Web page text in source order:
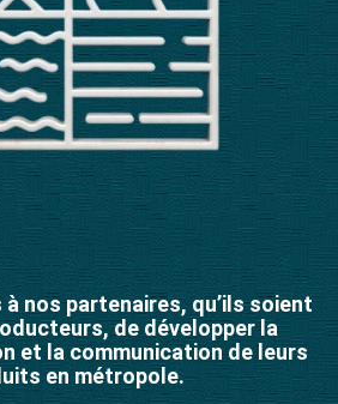
nos partenaires, qu’ils soient
de développer la
et la communication de leurs
en métropole.